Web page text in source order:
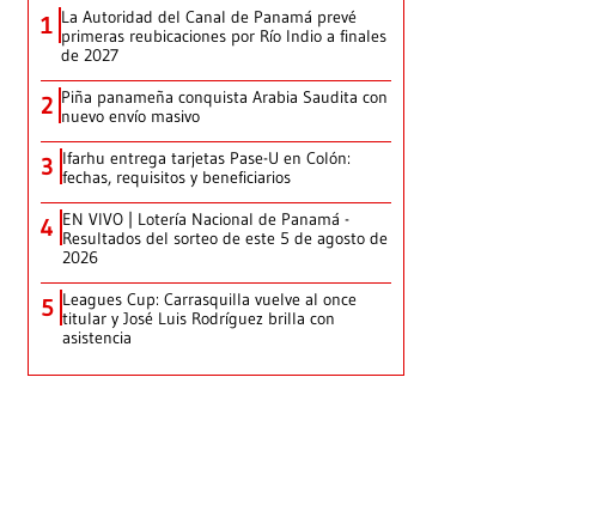
1 La Autoridad del Canal de Panamá prevé
primeras reubicaciones por Río Indio a finales
de 2027
2 Piña panameña conquista Arabia Saudita con
nuevo envío masivo
3 Ifarhu entrega tarjetas Pase-U en Colón:
fechas, requisitos y beneficiarios
4 EN VIVO | Lotería Nacional de Panamá -
Resultados del sorteo de este 5 de agosto de
2026
5 Leagues Cup: Carrasquilla vuelve al once
titular y José Luis Rodríguez brilla con
asistencia